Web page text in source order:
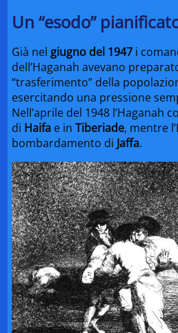
Un “esodo”
Già nel giugno del 1947 i
dell’Haganah avevano
“trasferimento” della
esercitando una pressione
Nell’aprile del 1948 l’Haganah
di Haifa e inTiberiade, mentre
bombardamento di Jaffa.